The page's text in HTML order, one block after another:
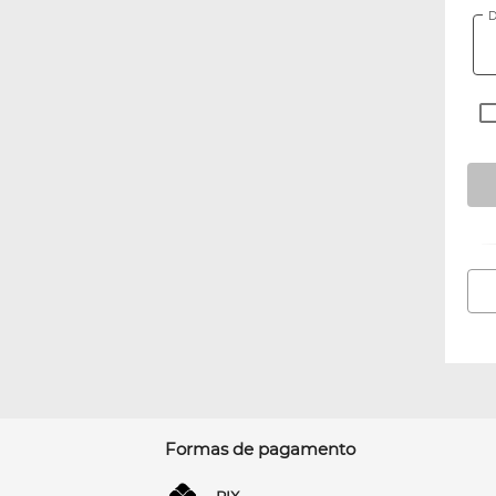
Formas de pagamento